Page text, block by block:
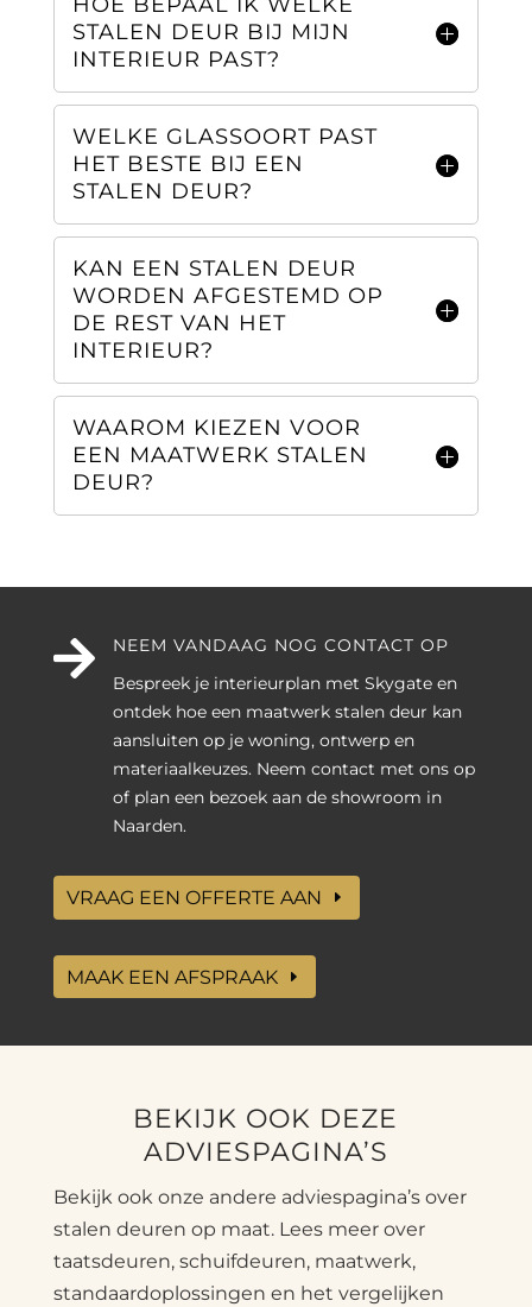
STALEN DEUR BIJ MIJN
INTERIEUR PAST?
WELKE GLASSOORT PAST
HET BESTE BIJ EEN
STALEN DEUR?
KAN EEN STALEN DEUR
WORDEN AFGESTEMD OP
DE REST VAN HET
INTERIEUR?
WAAROM KIEZEN VOOR
EEN MAATWERK STALEN
DEUR?

NEEM VANDAAG NOG CONTACT OP
Bespreek je interieurplan met Skygate en
ontdek hoe een maatwerk stalen deur kan
aansluiten op je woning, ontwerp en
materiaalkeuzes. Neem contact met ons op
of plan een bezoek aan de showroom in
Naarden.
VRAAG EEN OFFERTE AAN
MAAK EEN AFSPRAAK
BEKIJK OOK DEZE
ADVIESPAGINA’S
Bekijk ook onze andere adviespagina’s over
stalen deuren op maat. Lees meer over
taatsdeuren, schuifdeuren, maatwerk,
standaardoplossingen en het vergelijken